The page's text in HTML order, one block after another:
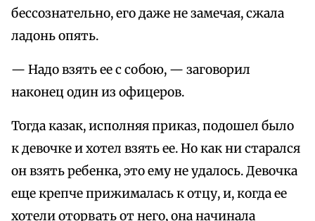
бессознательно, его даже не замечая, сжала
ладонь опять.
— Надо взять ее с собою, — заговорил
наконец один из офицеров.
Тогда казак, исполняя приказ, подошел было
к девочке и хотел взять ее. Но как ни старался
он взять ребенка, это ему не удалось. Девочка
еще крепче прижималась к отцу, и, когда ее
хотели оторвать от него, она начинала